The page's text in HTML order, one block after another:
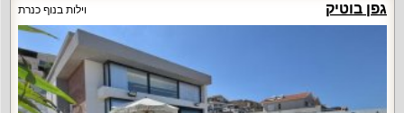
גפן בוטיק וילות בנוף כנרת